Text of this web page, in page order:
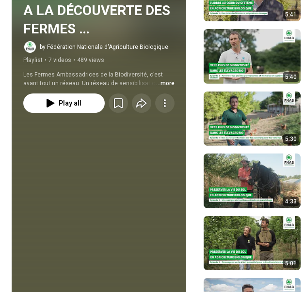
A LA DÉCOUVERTE DES
FERMES
AMBASSADRICES DE
LA BIODIVERSITÉ 🦋📺
by Fédération Nationale d'Agriculture Biologique
Playlist • 7 videos • 489 views
Les Fermes Ambassadrices de la Biodiversité, c’est
avant tout un réseau. Un réseau de sensibilisation et
d’échanges entre agriculteur.rices bio et naturalistes
pour expérimenter et valoriser toutes les pratiques
favorables à la biodiversité 🐝🌼
...more
Play all
5:41
5:40
5:30
4:33
5:01